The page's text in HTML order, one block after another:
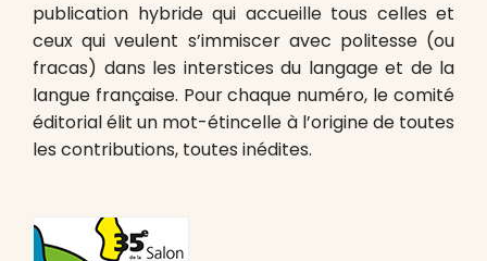
publication hybride qui accueille tous celles et
ceux qui veulent s’immiscer avec politesse (ou
fracas) dans les interstices du langage et de la
langue française. Pour chaque numéro, le comité
éditorial élit un mot-étincelle à l’origine de toutes
les contributions, toutes inédites.